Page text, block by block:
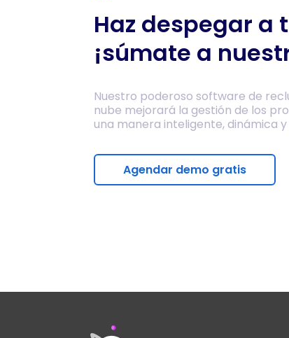
Haz despegar a
¡súmate a
Nuestro poderoso software de
nube mejorará la gestión de los
una manera inteligente, dinámica
Agendar demo gratis